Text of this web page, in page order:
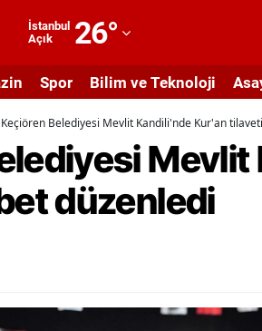
İstanbul
Açık
26°
Adıyaman
Afyonkarahisar
Ağrı
Amasya
Artvin
Spor Bilim ve Teknoloji
Keçiören Belediyesi Mevlit Kandili'nde Kur'an
düzenledi